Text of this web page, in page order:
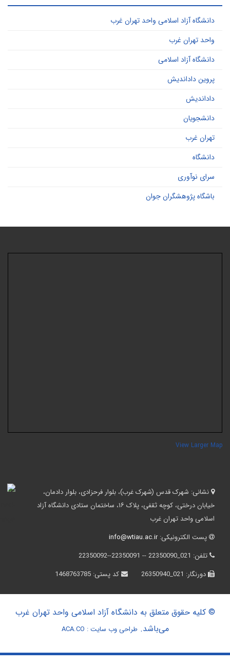
دانشگاه آزاد اسلامی واحد تهران غرب
واحد تهران غرب
دانشگاه آزاد اسلامی
پروین داداندیش
داداندیش
دانشجویان
تهران غرب
دانشگاه
سرای نوآوری
باشگاه پژوهشگران جوان
View Larger
نشانی:شهرک قدس (شهرک غرب)، بلوار فرحزادی، بلوار دادمان،
خیابان درختی، کوچه ثقفی، پلاک ۱۶، ساختمان ستادی دانشگاه آزاد
اسلامی واحد تهران غرب
پست الکترونیکی:info@wtiau.ac.ir
تلفن:021_22350090 -- 22350091--22350092
دورنگار:021_26350940 کد پستی:1468763785
© کلیه حقوق متعلق به دانشگاه آزاد اسلامی واحد تهران غرب
می‌باشد.طراحی وب سایت :ACA.CO